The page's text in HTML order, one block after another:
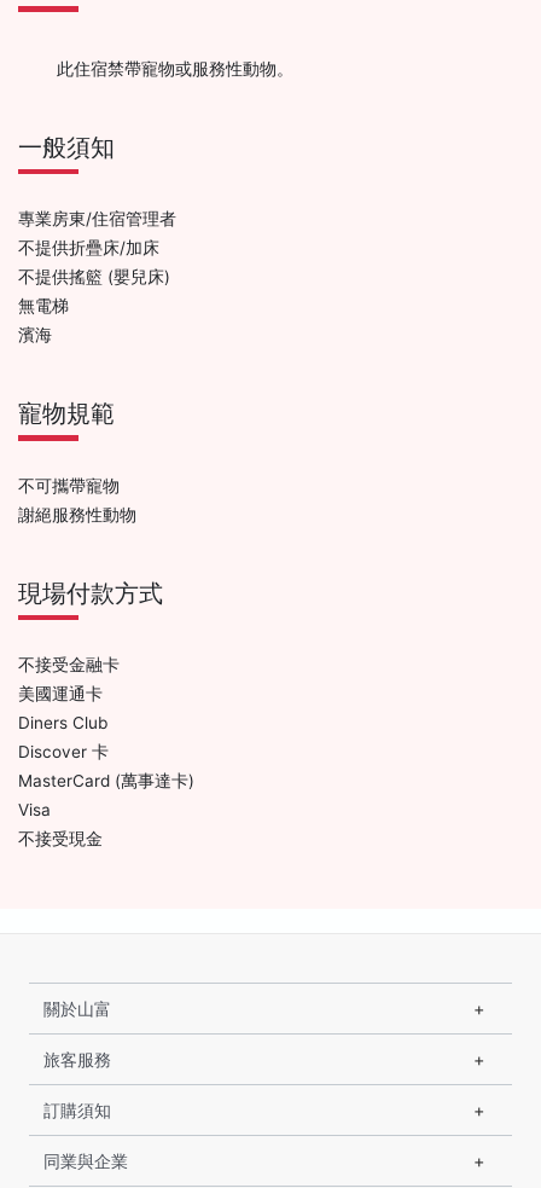
此住宿禁帶寵物或服務性動物。
一般須知
專業房東/住宿管理者
不提供折疊床/加床
不提供搖籃 (嬰兒床)
無電梯
濱海
寵物規範
不可攜帶寵物
謝絕服務性動物
現場付款方式
不接受金融卡
美國運通卡
Diners Club
Discover 卡
MasterCard (萬事達卡)
Visa
不接受現金
關於山富
旅客服務
訂購須知
同業與企業